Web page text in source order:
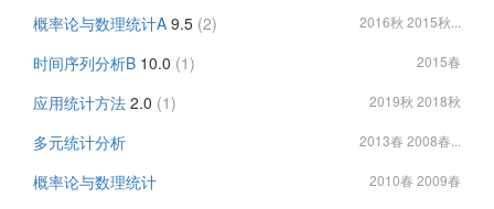
概率论与数理统计A 9.5 (2) 2016秋 2015秋...
时间序列分析B 10.0 (1) 2015春
应用统计方法 2.0 (1) 2019秋 2018秋
多元统计分析 2013春 2008春...
概率论与数理统计 2010春 2009春